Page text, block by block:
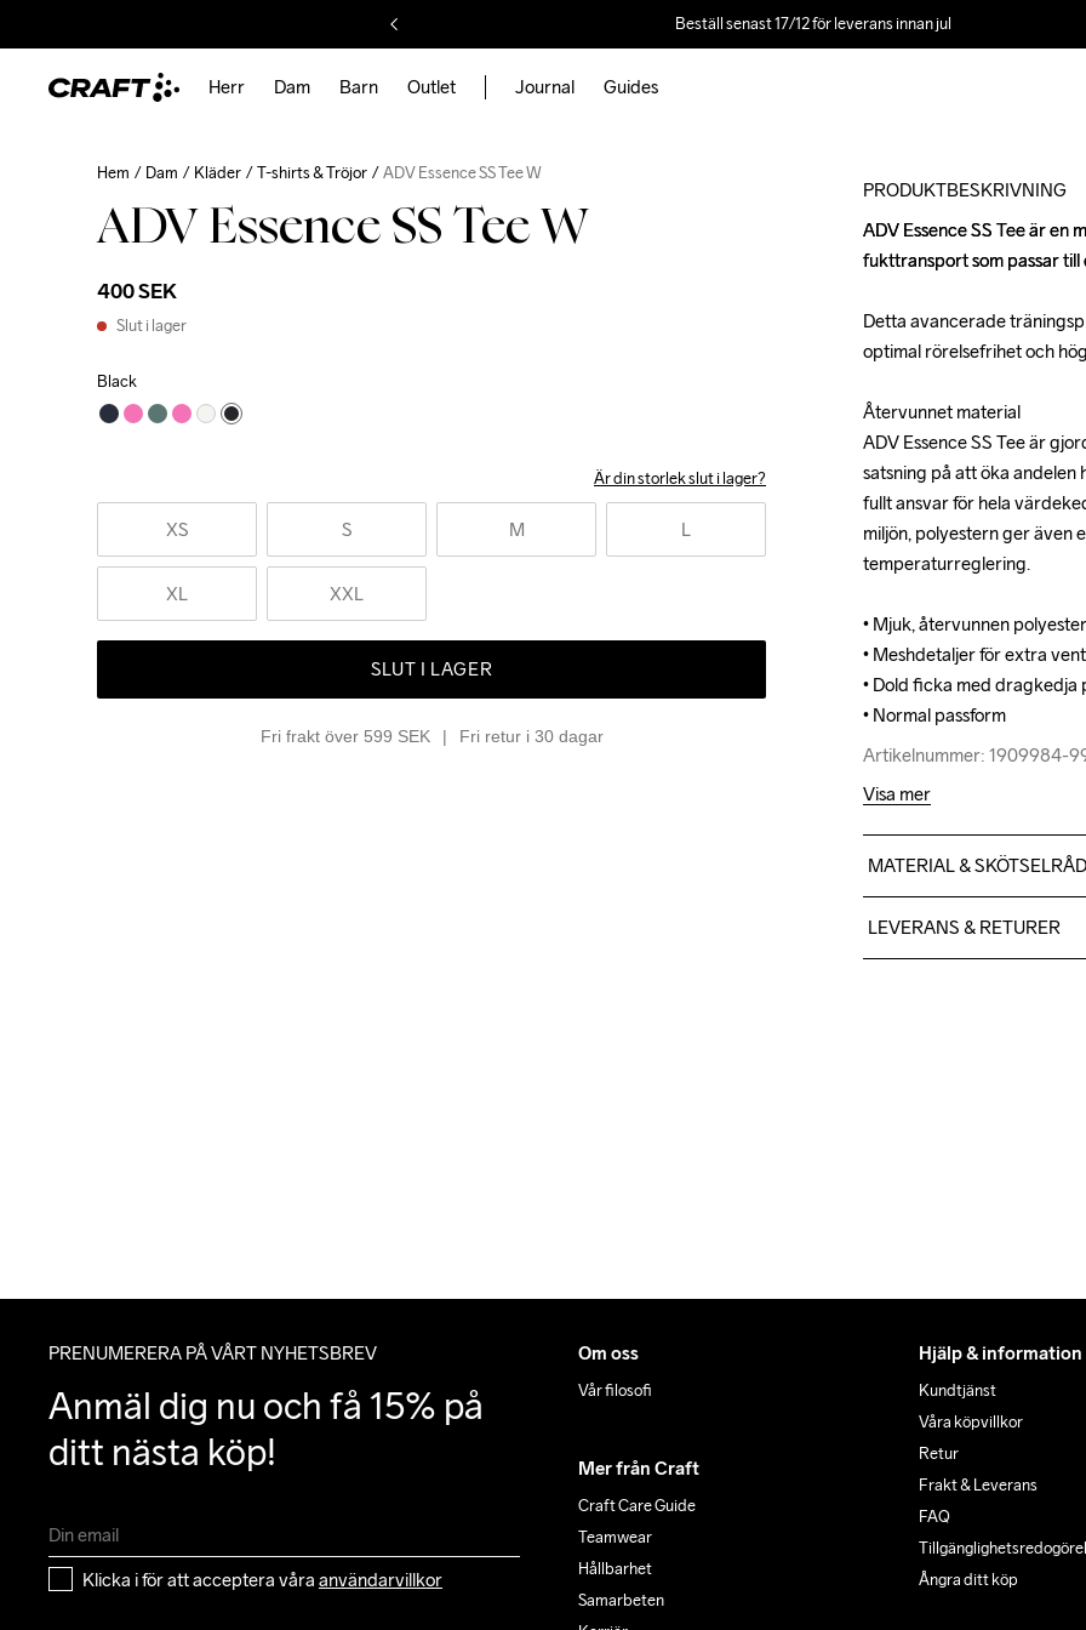
Beställ senast 17/12 för leverans innan jul
Herr Dam Barn Outlet Journal Guides
Hem Dam Kläder T-shirts & Tröjor ADV Essence SS Tee W
ADV Essence SS Tee W
400 SEK
Slut i lager
Black
Är din storlek slut i lager?
XS S M L
XL XXL
SLUT I LAGER
Fri frakt över 599 SEK Fri retur i 30 dagar
PRODUKTBESKRIVNING
ADV Essence SS Tee är
fukttransport som passar
Detta avancerade
optimal rörelsefrihet och
Återvunnet material
ADV Essence SS Tee är
satsning på att öka
fullt ansvar för hela
miljön, polyestern ger även
temperaturreglering.
• Mjuk, återvunnen
• Meshdetaljer för extra
• Dold ficka med dragkedja
• Normal passform
Artikelnummer: 1909984-
ADV Essence SS Tee är
fukttransport som passar
Detta avancerade
optimal rörelsefrihet och
Återvunnet material
ADV Essence SS Tee är
satsning på att öka
fullt ansvar för hela
miljön, polyestern ger även
temperaturreglering.
• Mjuk, återvunnen
• Meshdetaljer för extra
• Dold ficka med dragkedja
• Normal passform
Artikelnummer: 1909984-
Visa mer
MATERIAL & SKÖTSELRÅD
recycled
LEVERANS & RETURER
PRENUMERERA PÅ VÅRT NYHETSBREV
Anmäl dig nu och få 15% på
ditt nästa köp!
Klicka i för att acceptera våra användarvillkor
Om oss
Vår filosofi
Mer från Craft
Craft Care Guide
Teamwear
Hållbarhet
Samarbeten
Hjälp & information
Kundtjänst
Våra köpvillkor
Retur
Frakt & Leverans
FAQ
Ångra ditt köp